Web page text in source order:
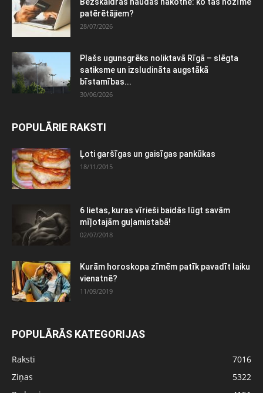
patērētājiem?
28/07/2026
Plašs ugunsgrēks noliktavā Rīgā – slēgta
satiksme un izsludināta augstākā
bīstamības...
30/06/2026
POPULĀRIE RAKSTI
Ļoti garšīgas un gaisīgas pankūkas
18/11/2015
6 lietas, kuras vīrieši baidās lūgt savām
mīļotajām guļamistabā!
02/07/2018
Kurām horoskopa zīmēm patīk pavadīt laiku
vienatnē?
11/09/2019
POPULĀRĀS KATEGORIJAS
Raksti
7016
Ziņas
5322